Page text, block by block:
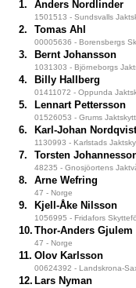
1. Anders Nordlinder
1501513 - Sundsvalls
2. Tomas Ahl
00005636 - Borensbergs
3. Bernt Johansson
1031303 - Björneborgs
4. Billy Hallberg
01411072 - Oppunda
5. Lennart Pettersson
01526053 - Grums
6. Karl-Johan Nordqvist
1130993 - Karlstads
7. Torsten
48235 - Gnosjöortens
8. Arne Wefring
47 - Norge
9. Kjell-Åke Nilsson
1056995 - Fridafors
10. Thor-Anders Gjulem
47 - Norge
11. Olov Karlsson
00624392 - Landskrona-
12. Lars Nyman